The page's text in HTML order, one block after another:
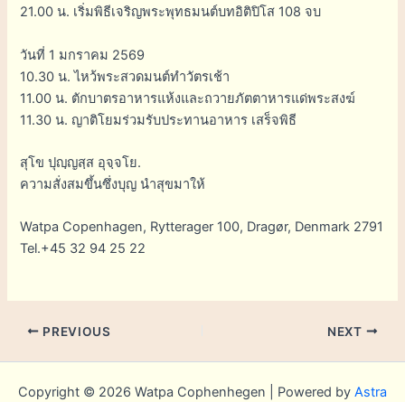
21.00 น. เริ่มพิธีเจริญพระพุทธมนต์บทอิติปิโส 108 จบ
วันที่ 1 มกราคม 2569
10.30 น. ไหว้พระสวดมนต์ทำวัตรเช้า
11.00 น. ตักบาตรอาหารแห้งและถวายภัตตาหารแด่พระสงฆ์
11.30 น. ญาติโยมร่วมรับประทานอาหาร เสร็จพิธี
สุโข ปุญฺญสฺส อุจฺจโย.
ความสั่งสมขึ้นซึ่งบุญ นำสุขมาให้
Watpa Copenhagen, Rytterager 100, Dragør, Denmark 2791
Tel.+45 32 94 25 22
PREVIOUS NEXT
Copyright © 2026 Watpa Cophenhegen | Powered by Astra